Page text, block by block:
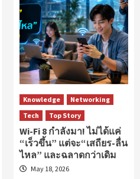
Knowledge
Networking
Tech
Top Story
Wi-Fi 8 กำลังมา! ไม่ได้แค่
“เร็วขึ้น” แต่จะ“เสถียร-ลื่น
ไหล” และฉลาดกว่าเดิม
May 18, 2026